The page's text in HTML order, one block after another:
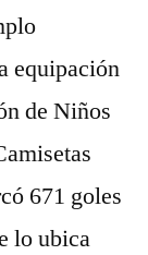
equipación
de Niños
671 goles
lo ubica